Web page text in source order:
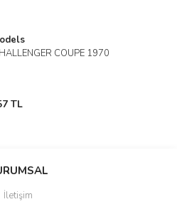
COUPE 1970
TL
İletişim